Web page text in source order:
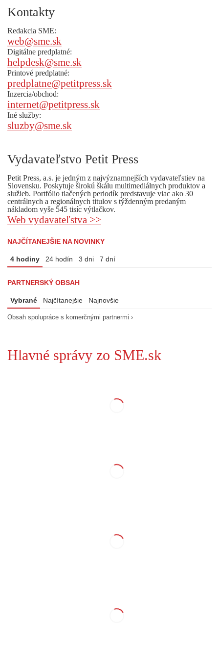
Kontakty
Redakcia SME:
web@sme.sk
Digitálne predplatné:
helpdesk@sme.sk
Printové predplatné:
predplatne@petitpress.sk
Inzercia/obchod:
internet@petitpress.sk
Iné služby:
sluzby@sme.sk
Vydavateľstvo Petit Press
Petit Press, a.s. je jedným z najvýznamnejších vydavateľstiev na
Slovensku. Poskytuje širokú škálu multimediálnych produktov a
služieb. Portfólio tlačených periodík predstavuje viac ako 30
centrálnych a regionálnych titulov s týždenným predaným
nákladom vyše 545 tisíc výtlačkov.
Web vydavateľstva >>
NAJČÍTANEJŠIE NA NOVINKY
4 hodiny 24 hodín 3 dni 7 dní
PARTNERSKÝ OBSAH
Vybrané Najčítanejšie Najnovšie
Obsah spolupráce s komerčnými partnermi ›
Hlavné správy zo SME.sk